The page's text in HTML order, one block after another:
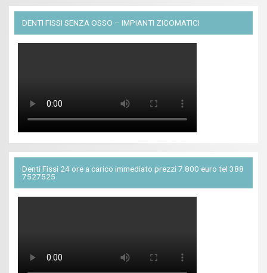
DENTI FISSI SENZA OSSO – IMPIANTI ZIGOMATICI
Denti Fissi 24 ore a carico immediato prezzi 7.800 euro tel 388
7527525